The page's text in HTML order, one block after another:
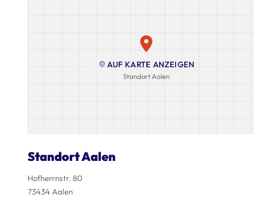
AUF KARTE ANZEIGEN
Standort Aalen
Standort Aalen
Hofherrnstr. 80
73434 Aalen